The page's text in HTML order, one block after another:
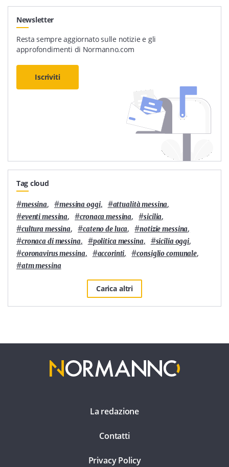
Newsletter
Resta sempre aggiornato sulle notizie e gli
approfondimenti di Normanno.com
Iscriviti
Tag cloud
#messina, #messina oggi, #attualità messina,
#eventi messina, #cronaca messina, #sicilia,
#cultura messina, #cateno de luca, #notizie messina,
#cronaca di messina, #politica messina, #sicilia oggi,
#coronavirus messina, #accorinti, #consiglio comunale,
#atm messina
Carica altri
La redazione
Contatti
Privacy Policy